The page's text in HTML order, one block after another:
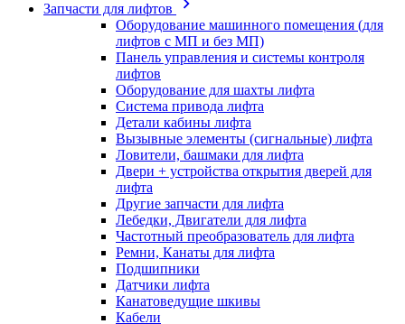
Запчасти для лифтов
Оборудование машинного помещения (для
лифтов с МП и без МП)
Панель управления и системы контроля
лифтов
Оборудование для шахты лифта
Система привода лифта
Детали кабины лифта
Вызывные элементы (сигнальные) лифта
Ловители, башмаки для лифта
Двери + устройства открытия дверей для
лифта
Другие запчасти для лифта
Лебедки, Двигатели для лифта
Частотный преобразователь для лифта
Ремни, Канаты для лифта
Подшипники
Датчики лифта
Канатоведущие шкивы
Кабели